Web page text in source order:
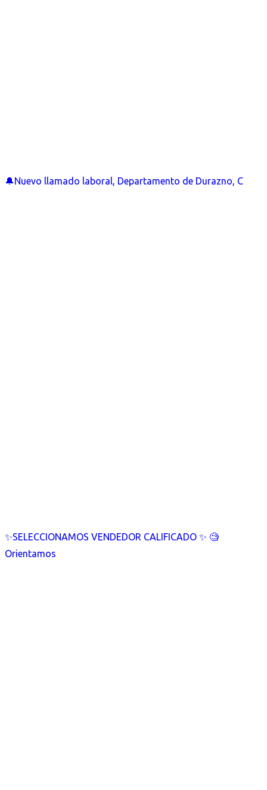
🔔Nuevo llamado laboral, Departamento de Durazno, C
✨SELECCIONAMOS VENDEDOR CALIFICADO ✨ 🧐
Orientamos